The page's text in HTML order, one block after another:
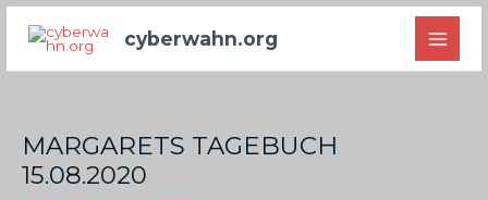
Inhalt
springen
cyberwahn.org
MAIN
MARGARETS TAGEBUCH
15.08.2020